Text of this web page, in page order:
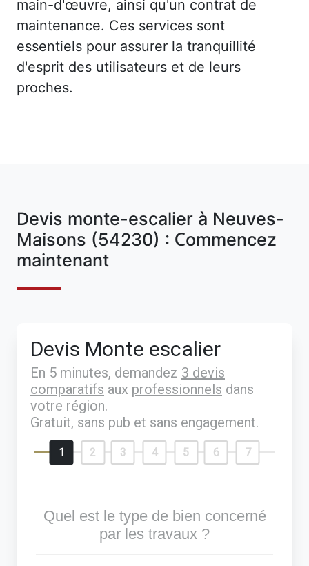
main-d'œuvre, ainsi qu'un contrat de
maintenance. Ces services sont
essentiels pour assurer la tranquillité
d'esprit des utilisateurs et de leurs
proches.
Devis monte-escalier à Neuves-
Maisons (54230) : Commencez
maintenant
Devis Monte escalier
En 5 minutes, demandez 3 devis
comparatifs aux professionnels dans
votre région.
Gratuit, sans pub et sans engagement.
1 2 3 4 5 6 7
Quel est le type de bien concerné
par les travaux ?